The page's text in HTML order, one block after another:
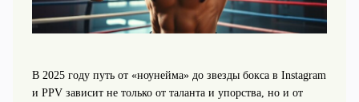
В 2025 году путь от «ноунейма» до звезды бокса в Instagram
и PPV зависит не только от таланта и упорства, но и от